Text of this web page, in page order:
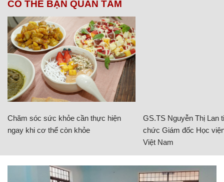
CÓ THỂ BẠN QUAN TÂM
Chăm sóc sức khỏe cần thực hiện
ngay khi cơ thể còn khỏe
GS.TS Nguyễn Thị Lan
chức Giám đốc Học
Việt Nam